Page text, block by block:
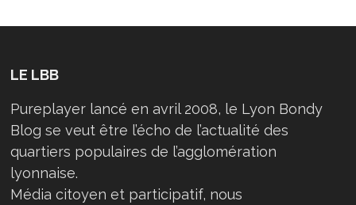
LE LBB
Pureplayer lancé en avril 2008, le Lyon Bondy
Blog se veut être l’écho de l’actualité des
quartiers populaires de l’agglomération
lyonnaise.
Média citoyen et participatif, nous